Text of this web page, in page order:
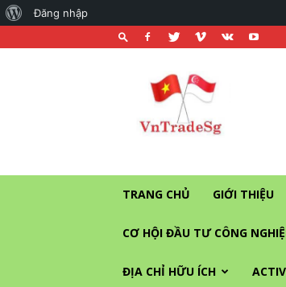
Cổng
thương
và
vào
Singapore
TRANG CHỦ GIỚI THIỆU
CƠ HỘI ĐẦU TƯ CÔNG
ĐỊA CHỈ HỮU ÍCH
About
Đăng nhập